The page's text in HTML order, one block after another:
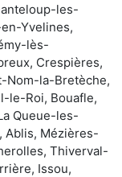
les-
Yvelines,
lès-
Crespières,
Nom-la-Bretèche,
le-Roi, Bouafle,
Queue-les-
Ablis, Mézières-
Thiverval-
Issou,